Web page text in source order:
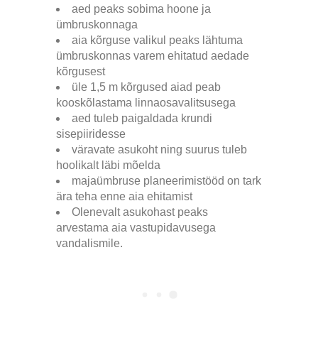
aed peaks sobima hoone ja
ümbruskonnaga
aia kõrguse valikul peaks lähtuma
ümbruskonnas varem ehitatud aedade
kõrgusest
üle 1,5 m kõrgused aiad peab
kooskõlastama linnaosavalitsusega
aed tuleb paigaldada krundi
sisepiiridesse
väravate asukoht ning suurus tuleb
hoolikalt läbi mõelda
majaümbruse planeerimistööd on tark
ära teha enne aia ehitamist
Olenevalt asukohast peaks
arvestama aia vastupidavusega
vandalismile.